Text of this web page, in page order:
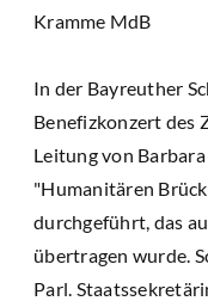
Kramme MdB
In der Bayreuther
Benefizkonzert des
Leitung von
"Humanitären
durchgeführt, das
übertragen wurde.
Parl.